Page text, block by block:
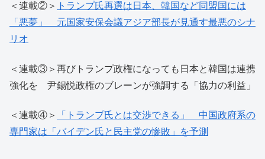
＜連載②＞ トランプ氏再選は日本、韓国など同盟国には
「悪夢」 元国家安保会議アジア部長が見通す最悪のシナ
リオ
＜連載③＞再びトランプ政権になっても日本と韓国は連携
強化を 尹錫悦政権のブレーンが強調する「協力の利益」
＜連載④＞
「トランプ氏とは交渉できる」 中国政府系の
専門家は「バイデン氏と民主党の惨敗」を予測